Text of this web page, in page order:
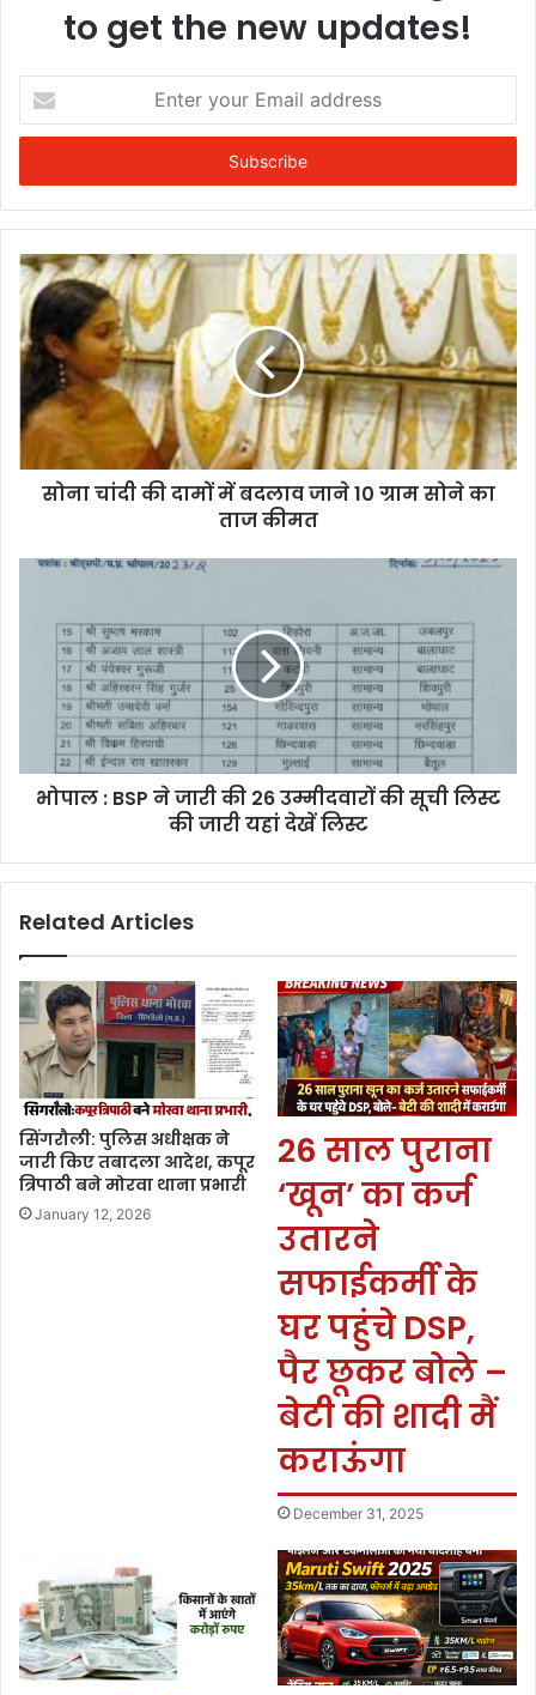
to get the new updates!
your
Email
सोना चांदी की दामों में बदलाव जाने 10 ग्राम सोने का
ताज कीमत
भोपाल : BSP ने जारी की 26 उम्मीदवारों की सूची लिस्ट
की जारी यहां देखें लिस्ट
Related Articles
सिंगरौली: पुलिस अधीक्षक ने
जारी किए तबादला आदेश, कपूर
त्रिपाठी बने मोरवा थाना प्रभारी
January 12, 2026
26 साल पुराना
‘खून’ का कर्ज
उतारने
सफाईकर्मी के
घर पहुंचे DSP,
पैर छूकर बोले –
बेटी की शादी मैं
कराऊंगा
December 31, 2025